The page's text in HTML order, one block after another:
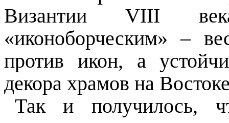
Византии VIII
«иконоборческим» –
против икон, а
декора храмов на
Так и получилось,